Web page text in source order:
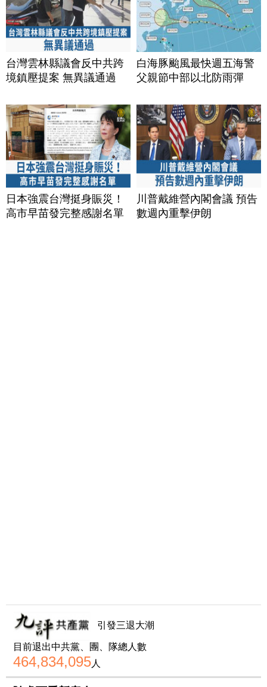
台灣雲林縣議會反中共跨
境鎮壓提案 無異議通過
白海豚颱風最快週五海警
父親節中部以北防雨彈
日本強震台灣挺身賑災！
高市早苗發完整感謝名單
川普戴維營內閣會議 預告
數週內重擊伊朗
引發三退大潮
目前退出中共黨、團、隊總人數
464,834,095人